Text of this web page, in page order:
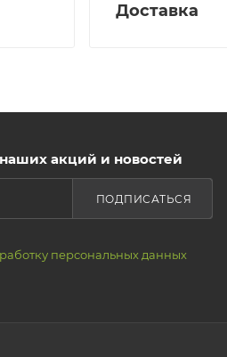
Доставка
акций и новостей
персональных данных
ПОДПИСАТЬСЯ